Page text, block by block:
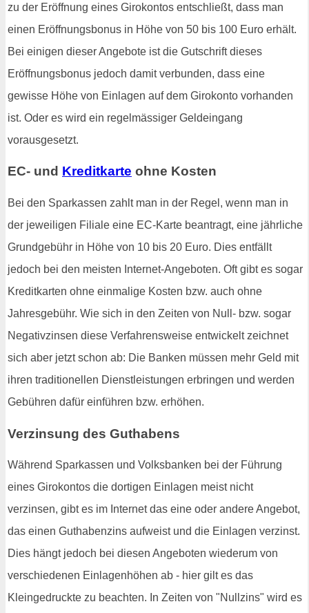
zu der Eröffnung eines Girokontos entschließt, dass man
einen Eröffnungsbonus in Höhe von 50 bis 100 Euro erhält.
Bei einigen dieser Angebote ist die Gutschrift dieses
Eröffnungsbonus jedoch damit verbunden, dass eine
gewisse Höhe von Einlagen auf dem Girokonto vorhanden
ist. Oder es wird ein regelmässiger Geldeingang
vorausgesetzt.
EC- und Kreditkarte ohne Kosten
Bei den Sparkassen zahlt man in der Regel, wenn man in
der jeweiligen Filiale eine EC-Karte beantragt, eine jährliche
Grundgebühr in Höhe von 10 bis 20 Euro. Dies entfällt
jedoch bei den meisten Internet-Angeboten. Oft gibt es sogar
Kreditkarten ohne einmalige Kosten bzw. auch ohne
Jahresgebühr. Wie sich in den Zeiten von Null- bzw. sogar
Negativzinsen diese Verfahrensweise entwickelt zeichnet
sich aber jetzt schon ab: Die Banken müssen mehr Geld mit
ihren traditionellen Dienstleistungen erbringen und werden
Gebühren dafür einführen bzw. erhöhen.
Verzinsung des Guthabens
Während Sparkassen und Volksbanken bei der Führung
eines Girokontos die dortigen Einlagen meist nicht
verzinsen, gibt es im Internet das eine oder andere Angebot,
das einen Guthabenzins aufweist und die Einlagen verzinst.
Dies hängt jedoch bei diesen Angeboten wiederum von
verschiedenen Einlagenhöhen ab - hier gilt es das
Kleingedruckte zu beachten. In Zeiten von "Nullzins" wird es